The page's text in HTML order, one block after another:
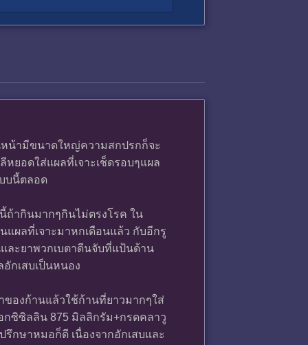
หน้ามีขนาดใหญ่ความสกปรกก็จะ
ยอดใส่แผลที่เจาะเช็ดรอบๆแผล
บนี้ตลอด
ถ้ากินมากๆกินไม่ตรงโรค ใน
แผลที่เจาะมาหกเดือนแล้ว กับอีกรู
และยาพวกเบตาดีนจับที่แป้นด้าน
กเสบเป็นหนอง
ของก้านแล้วใช้ก้านที่ยาวมากๆใส่
กซิซิลลิน 875 มิลลิกรัม+กรดคลาวู
กษาหมอก็ดี เนื่องจากอักเสบและ